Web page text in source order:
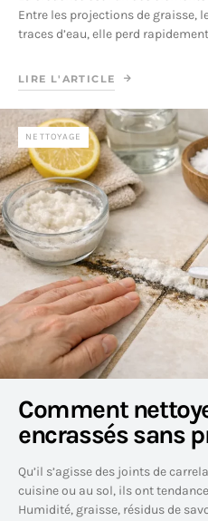
Entre les projections de graisse,
traces d’eau, elle perd
LIRE L'ARTICLE
NETTOYAGE
Comment
encrassés sans
Qu’il s’agisse des joints de
cuisine ou au sol, ils ont
Humidité, graisse, résidus de